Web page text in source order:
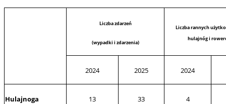
Liczba zdarzeń
(wypadki i zdarzenia)
Liczba rannych
hulajnóg i
2024 2025 2024
Hulajnoga
13 33 4